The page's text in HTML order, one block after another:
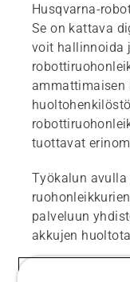
Husqvarna-
Se on kattava
voit hallinnoida
ammattimaisen
tuottavat
Työkalun
palveluun
akkujen